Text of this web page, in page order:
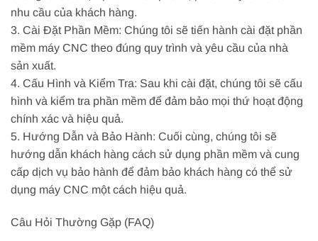
nhu cầu của khách hàng.
3. Cài Đặt Phần Mềm: Chúng tôi sẽ tiến hành cài đặt phần
mềm máy CNC theo đúng quy trình và yêu cầu của nhà
sản xuất.
4. Cấu Hình và Kiểm Tra: Sau khi cài đặt, chúng tôi sẽ cấu
hình và kiểm tra phần mềm để đảm bảo mọi thứ hoạt động
chính xác và hiệu quả.
5. Hướng Dẫn và Bảo Hành: Cuối cùng, chúng tôi sẽ
hướng dẫn khách hàng cách sử dụng phần mềm và cung
cấp dịch vụ bảo hành để đảm bảo khách hàng có thể sử
dụng máy CNC một cách hiệu quả.
Câu Hỏi Thường Gặp (FAQ)